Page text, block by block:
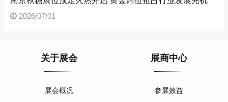
2026/07/01
关于展会
展会概况
展商中心
参展效益